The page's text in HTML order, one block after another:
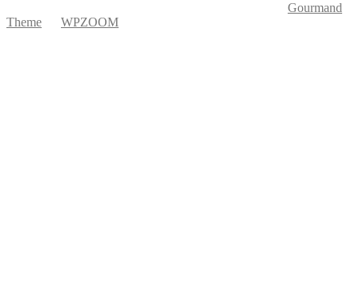
Gourmand
Theme
WPZOOM